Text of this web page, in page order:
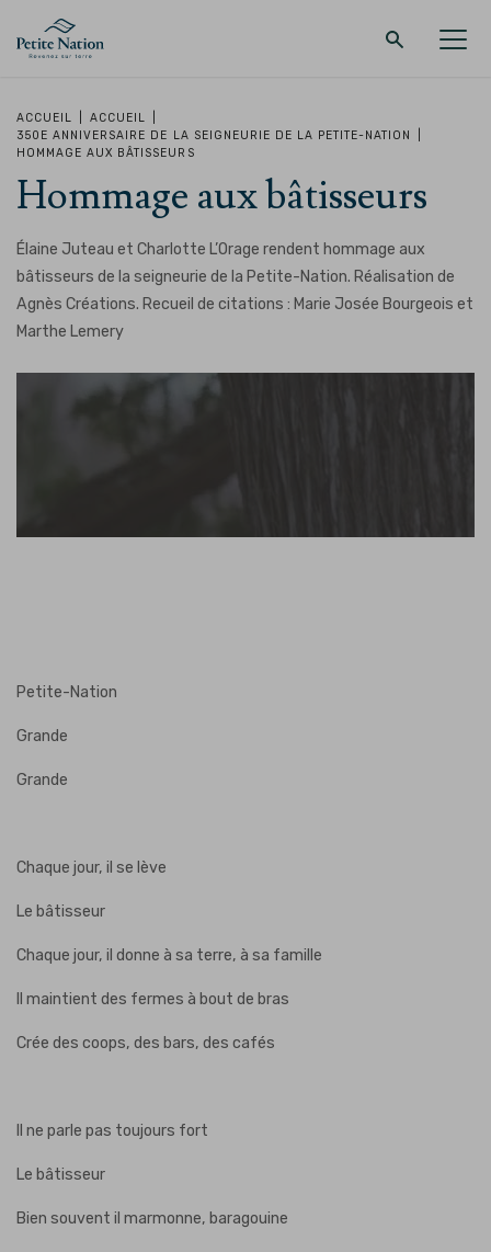
Retour au menu principal
LA RÉGION
Retour au menu principal
PROMENADES – QUOI FAIRE
Retour au menu principal
HÉBERGEMENT
Retour au menu principal
RESTAURANT
ACCUEIL ACCUEIL
350E ANNIVERSAIRE DE LA SEIGNEURIE DE LA PETITE-NATION
HOMMAGE AUX BÂTISSEURS
Hommage aux bâtisseurs
Élaine Juteau et Charlotte L’Orage rendent hommage aux
bâtisseurs de la seigneurie de la Petite-Nation. Réalisation de
Agnès Créations. Recueil de citations : Marie Josée Bourgeois et
Marthe Lemery
Petite-Nation
Grande
Grande
Chaque jour, il se lève
Le bâtisseur
Chaque jour, il donne à sa terre, à sa famille
Il maintient des fermes à bout de bras
Crée des coops, des bars, des cafés
Il ne parle pas toujours fort
Le bâtisseur
Bien souvent il marmonne, baragouine